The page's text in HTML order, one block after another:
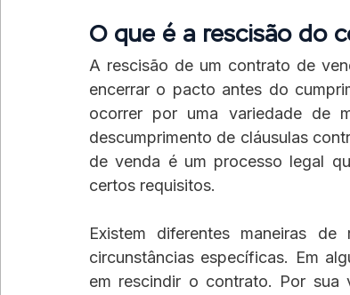
O que é a rescisão do
A rescisão de um contrato de
encerrar o pacto antes do
ocorrer por uma variedade de
descumprimento de cláusulas
de venda é um processo legal
certos requisitos.
Existem diferentes maneiras
circunstâncias específicas. Em
em rescindir o contrato. Por sua